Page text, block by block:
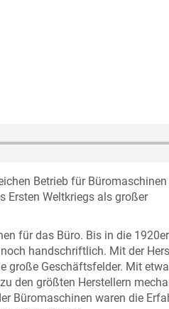
Betrieb für
Ersten Weltkriegs als großer
für das Büro. Bis in die
handschriftlich. Mit der
große Geschäftsfelder. Mit
den größten Herstellern
Büromaschinen waren die